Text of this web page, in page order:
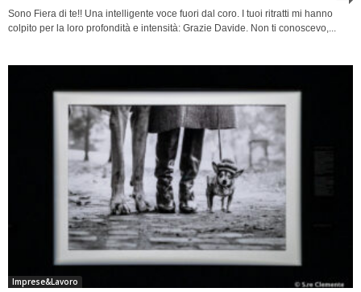
Sono Fiera di te!! Una intelligente voce fuori dal coro. I tuoi ritratti mi hanno
colpito per la loro profondità e intensità: Grazie Davide. Non ti conoscevo,...
Imprese&Lavoro